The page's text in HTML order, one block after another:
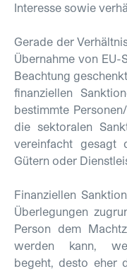
Interesse sowie
Gerade der
Übernahme von EU-
Beachtung
finanziellen
bestimmte
die sektoralen
vereinfacht gesagt
Gütern oder
Finanziellen
Überlegungen
Person dem
werden kann,
begeht, desto eher